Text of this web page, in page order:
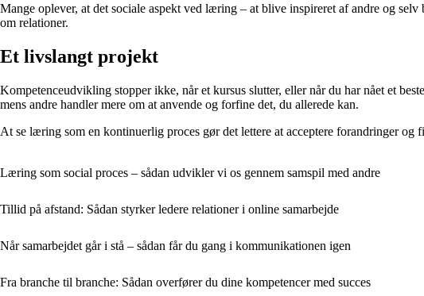
Mange oplever, at det sociale aspekt ved læring – at blive inspireret af andre og
om relationer.
Et livslangt projekt
Kompetenceudvikling stopper ikke, når et kursus slutter, eller når du har nået et
mens andre handler mere om at anvende og forfine det, du allerede kan.
At se læring som en kontinuerlig proces gør det lettere at acceptere forandringer
Læring som social proces – sådan udvikler vi os gennem samspil med andre
Tillid på afstand: Sådan styrker ledere relationer i online samarbejde
Når samarbejdet går i stå – sådan får du gang i kommunikationen igen
Fra branche til branche: Sådan overfører du dine kompetencer med succes